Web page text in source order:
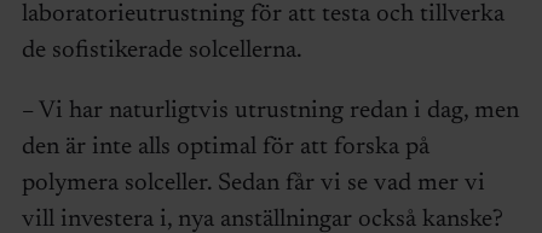
laboratorieutrustning för att testa och tillverka
de sofistikerade solcellerna.
– Vi har naturligtvis utrustning redan i dag, men
den är inte alls optimal för att forska på
polymera solceller. Sedan får vi se vad mer vi
vill investera i, nya anställningar också kanske?